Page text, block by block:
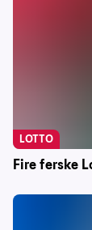
Fire ferske
LOTTO